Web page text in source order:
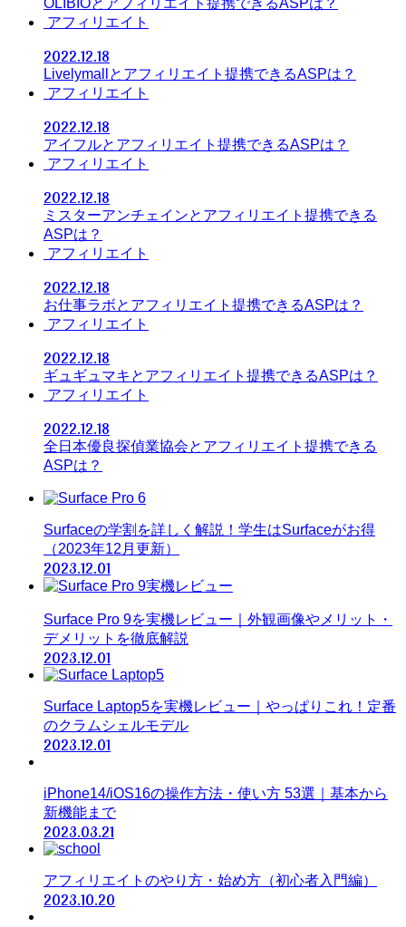
OLIBIOとアフィリエイト提携できるASPは？
アフィリエイト
2022.12.18
Livelymallとアフィリエイト提携できるASPは？
アフィリエイト
2022.12.18
アイフルとアフィリエイト提携できるASPは？
アフィリエイト
2022.12.18
ミスターアンチェインとアフィリエイト提携できる
ASPは？
アフィリエイト
2022.12.18
お仕事ラボとアフィリエイト提携できるASPは？
アフィリエイト
2022.12.18
ギュギュマキとアフィリエイト提携できるASPは？
アフィリエイト
2022.12.18
全日本優良探偵業協会とアフィリエイト提携できる
ASPは？
Surfaceの学割を詳しく解説！学生はSurfaceがお得
（2023年12月更新）
2023.12.01
Surface Pro 9を実機レビュー｜外観画像やメリット・
デメリットを徹底解説
2023.12.01
Surface Laptop5を実機レビュー｜やっぱりこれ！定番
のクラムシェルモデル
2023.12.01
iPhone14/iOS16の操作方法・使い方 53選｜基本から
新機能まで
2023.03.21
アフィリエイトのやり方・始め方（初心者入門編）
2023.10.20